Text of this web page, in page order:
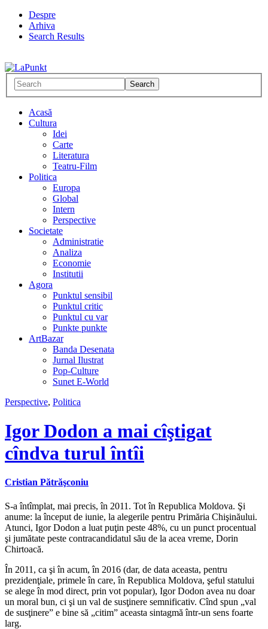
Despre
Arhiva
Search Results
Acasă
Cultura
Idei
Carte
Literatura
Teatru-Film
Politica
Europa
Global
Intern
Perspective
Societate
Administratie
Analiza
Economie
Institutii
Agora
Punktul sensibil
Punktul critic
Punktul cu var
Punkte punkte
ArtBazar
Banda Desenata
Jurnal Ilustrat
Pop-Culture
Sunet E-World
Perspective, Politica
Igor Dodon a mai cîştigat
cîndva turul întîi
Cristian Pătrăşconiu
S-a întîmplat, mai precis, în 2011. Tot în Republica Moldova. Şi
anume: la început de iunie, la alegerile pentru Primăria Chişinăului.
Atunci, Igor Dodon a luat puţin peste 48%, cu un punct procentual
şi jumătate peste contracandidatul său de la acea vreme, Dorin
Chirtoacă.
În 2011, ca şi în acum, în 2016 (dar, de data aceasta, pentru
prezidenţiale, primele în care, în Republica Moldova, şeful statului
se alege în mod direct, prin vot popular), Igor Dodon avea nu doar
un moral bun, ci şi un val de susţinere semnificativ. Cînd spun „val
de susţinere” e bine să „citim” aceasta sintagmă într-un sens foarte
larg.